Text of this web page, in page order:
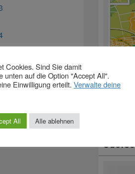
Cookies. Sind Sie damit
unten auf die Option "Accept All".
Einwilligung erteilt. Verwalte deine
All Alle ablehnen